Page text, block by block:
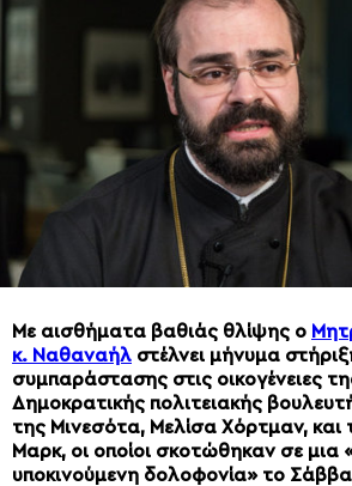
Με αισθήματα βαθιάς θλίψης ο
κ. Ναθαναήλ στέλνει μήνυμα
συμπαράστασης στις οικογένειες
Δημοκρατικής πολιτειακής
της Μινεσότα, Μελίσα Χόρτμαν, και
Μαρκ, οι οποίοι σκοτώθηκαν σε μια
υποκινούμενη δολοφονία» το